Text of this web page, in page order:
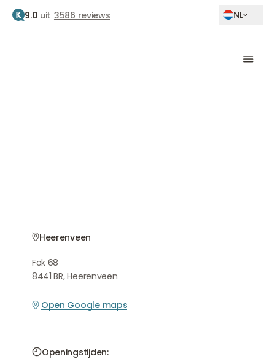
9.0 uit 3586 reviews NL
Heerenveen
Fok 68
8441 BR, Heerenveen
Open Google maps
Openingstijden: